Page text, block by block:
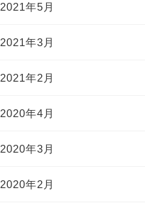
2021年5月
2021年3月
2021年2月
2020年4月
2020年3月
2020年2月